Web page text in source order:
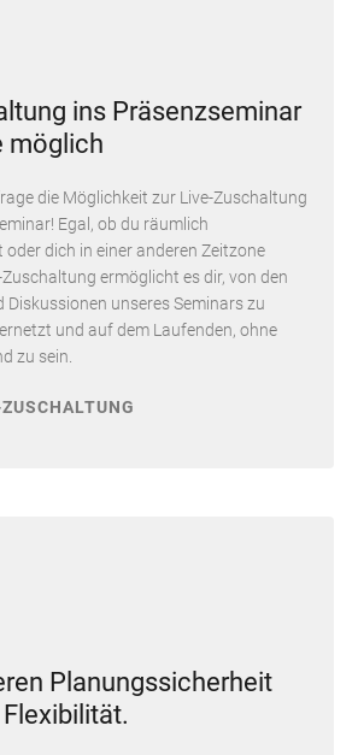
ins Präsenzseminar
möglich
die Möglichkeit zur Live-Zuschaltung
Egal, ob du räumlich
dich in einer anderen Zeitzone
ermöglicht es dir, von den
Diskussionen unseres Seminars zu
und auf dem Laufenden, ohne
zu sein.
Planungssicherheit